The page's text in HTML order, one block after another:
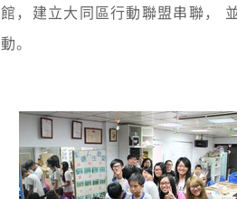
館，建立大同區行動聯盟串聯，
動。